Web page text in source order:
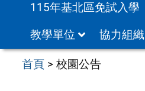
115年基北區免試入學
教學單位
協力組織
首頁 >校園公告